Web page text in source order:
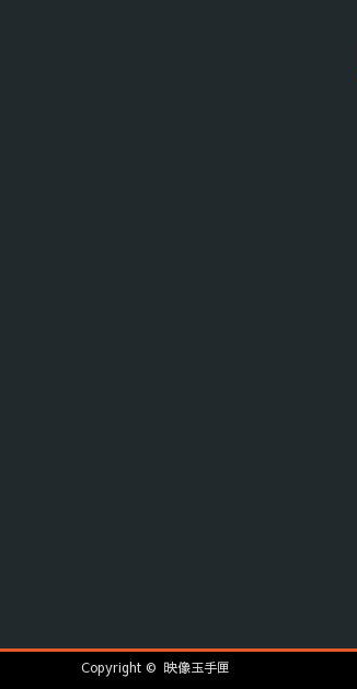
Copyright © 映像玉手匣